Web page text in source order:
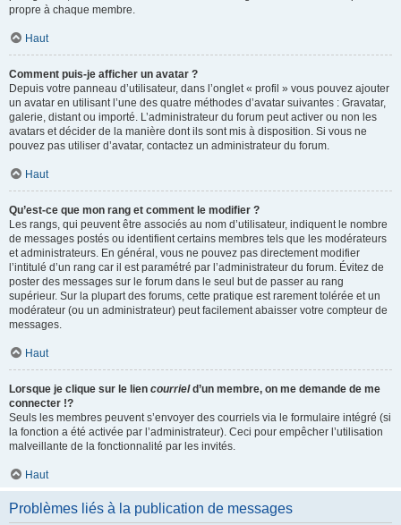
propre à chaque membre.
Haut
Comment puis-je afficher un avatar ?
Depuis votre panneau d’utilisateur, dans l’onglet « profil » vous pouvez ajouter
un avatar en utilisant l’une des quatre méthodes d’avatar suivantes : Gravatar,
galerie, distant ou importé. L’administrateur du forum peut activer ou non les
avatars et décider de la manière dont ils sont mis à disposition. Si vous ne
pouvez pas utiliser d’avatar, contactez un administrateur du forum.
Haut
Qu’est-ce que mon rang et comment le modifier ?
Les rangs, qui peuvent être associés au nom d’utilisateur, indiquent le nombre
de messages postés ou identifient certains membres tels que les modérateurs
et administrateurs. En général, vous ne pouvez pas directement modifier
l’intitulé d’un rang car il est paramétré par l’administrateur du forum. Évitez de
poster des messages sur le forum dans le seul but de passer au rang
supérieur. Sur la plupart des forums, cette pratique est rarement tolérée et un
modérateur (ou un administrateur) peut facilement abaisser votre compteur de
messages.
Haut
Lorsque je clique sur le lien courrield’un membre, on me demande de me
connecter !?
Seuls les membres peuvent s’envoyer des courriels via le formulaire intégré (si
la fonction a été activée par l’administrateur). Ceci pour empêcher l’utilisation
malveillante de la fonctionnalité par les invités.
Haut
Problèmes liés à la publication de messages